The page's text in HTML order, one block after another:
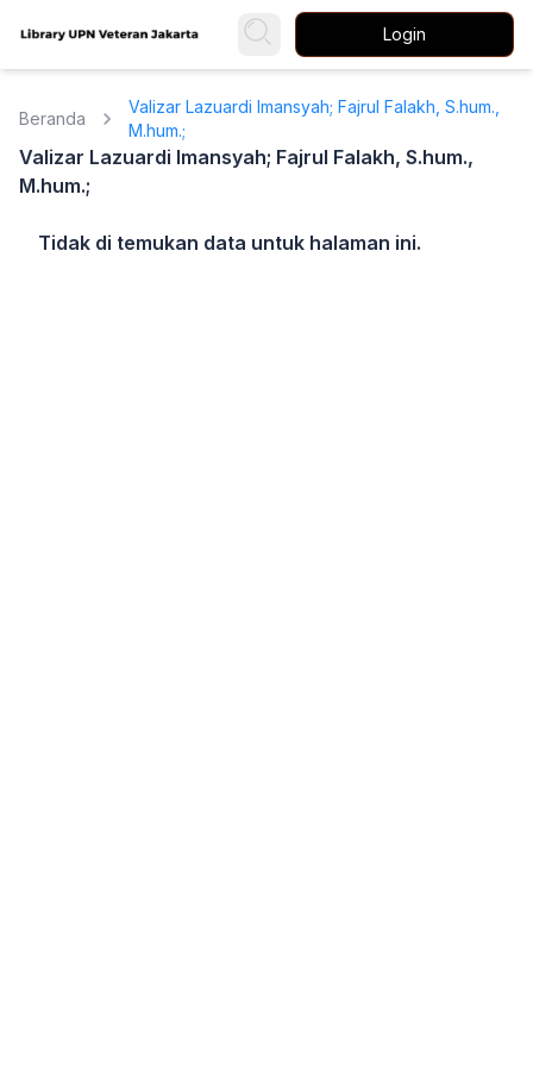
Login
Beranda
Valizar Lazuardi Imansyah; Fajrul Falakh, S.hum.,
M.hum.;
Valizar Lazuardi Imansyah; Fajrul Falakh, S.hum.,
M.hum.;
Tidak di temukan data untuk halaman ini.